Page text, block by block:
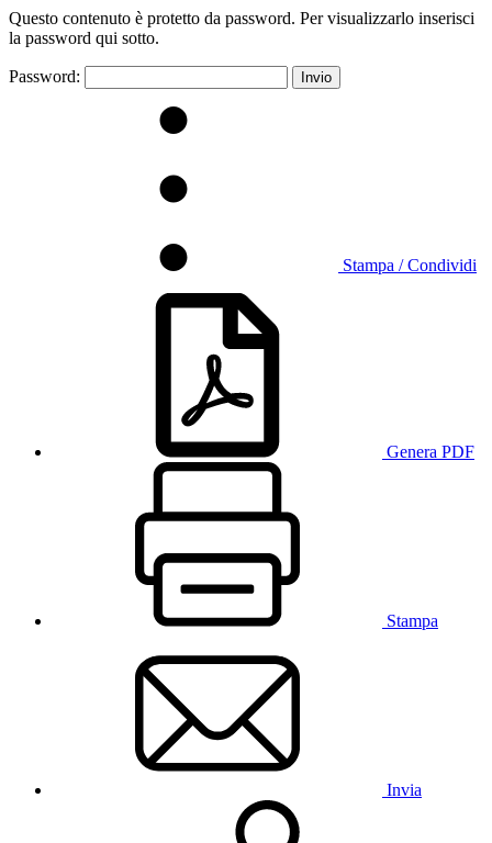
Questo contenuto è protetto da password. Per visualizzarlo inserisci
la password qui sotto.
Password:
Stampa / Condividi
Genera PDF
Stampa
Invia